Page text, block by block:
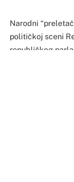
Narodni
političkoj sceni
republičkog